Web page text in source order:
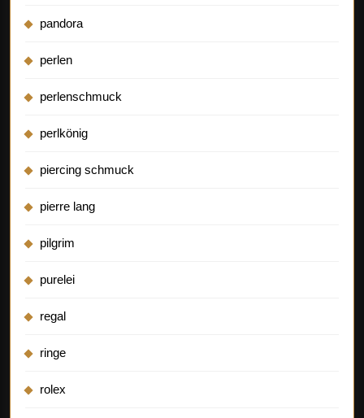
pandora
perlen
perlenschmuck
perlkönig
piercing schmuck
pierre lang
pilgrim
purelei
regal
ringe
rolex